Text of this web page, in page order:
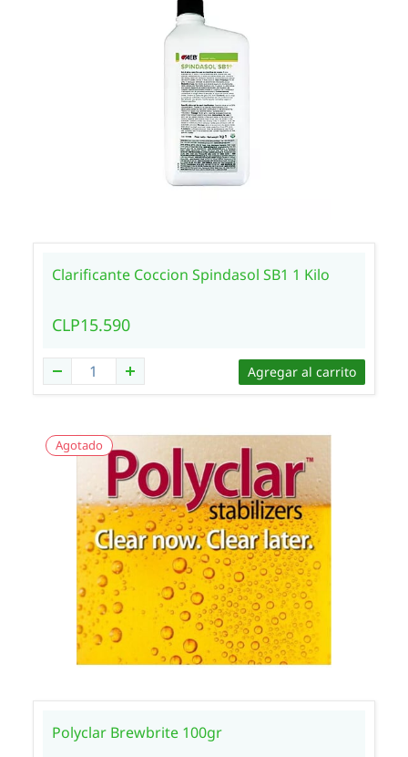
Clarificante Coccion Spindasol SB1 1 Kilo
CLP15.590
Agregar al carrito
Agotado
Polyclar Brewbrite 100gr